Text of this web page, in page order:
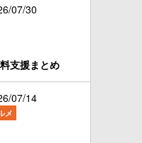
07/30
支援まとめ
07/14
メ